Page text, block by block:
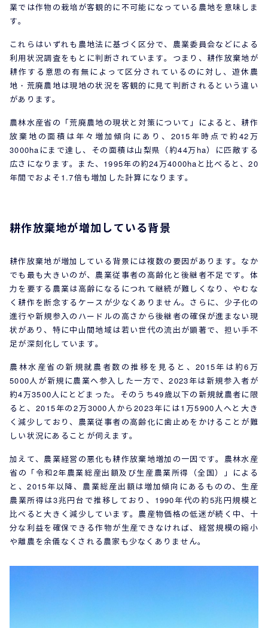
業では作物の栽培が客観的に不可能になっている農地を意味しま
す。
これらはいずれも農地法に基づく区分で、農業委員会などによる
利用状況調査をもとに判断されています。つまり、耕作放棄地が
耕作する意思の有無によって区分されているのに対し、遊休農
地・荒廃農地は現地の状況を客観的に見て判断されるという違い
があります。
農林水産省の「荒廃農地の現状と対策について」によると、耕作
放棄地の面積は年々増加傾向にあり、2015年時点で約42万
3000haにまで達し、その面積は山梨県（約44万ha）に匹敵する
広さになります。また、1995年の約24万4000haと比べると、20
年間でおよそ1.7倍も増加した計算になります。
耕作放棄地が増加している背景
耕作放棄地が増加している背景には複数の要因があります。なか
でも最も大きいのが、農業従事者の高齢化と後継者不足です。体
力を要する農業は高齢になるにつれて継続が難しくなり、やむな
く耕作を断念するケースが少なくありません。さらに、少子化の
進行や新規参入のハードルの高さから後継者の確保が進まない現
状があり、特に中山間地域は若い世代の流出が顕著で、担い手不
足が深刻化しています。
農林水産省の新規就農者数の推移を見ると、2015年は約6万
5000人が新規に農業へ参入した一方で、2023年は新規参入者が
約4万3500人にとどまった。そのうち49歳以下の新規就農者に限
ると、2015年の2万3000人から2023年には1万5900人へと大き
く減少しており、農業従事者の高齢化に歯止めをかけることが難
しい状況にあることが伺えます。
加えて、農業経営の悪化も耕作放棄地増加の一因です。農林水産
省の「令和2年農業総産出額及び生産農業所得（全国）」による
と、2015年以降、農業総産出額は増加傾向にあるものの、生産
農業所得は3兆円台で推移しており、1990年代の約5兆円規模と
比べると大きく減少しています。農産物価格の低迷が続く中、十
分な利益を確保できる作物が生産できなければ、経営規模の縮小
や離農を余儀なくされる農家も少なくありません。